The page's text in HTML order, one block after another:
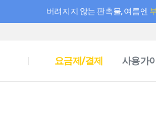
버려지지 않는 판촉물, 여름엔
요금제/결제 사용가